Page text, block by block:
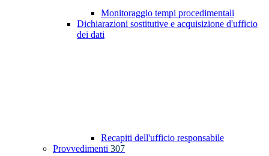
Monitoraggio tempi procedimentali
Dichiarazioni sostitutive e acquisizione d'ufficio
dei dati
Recapiti dell'ufficio responsabile
Provvedimenti 307